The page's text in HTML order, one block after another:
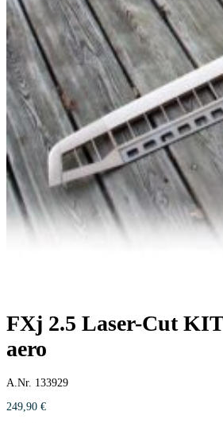
FXj 2.5 Laser-Cut
aero
A.Nr. 133929
249,90 €